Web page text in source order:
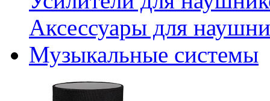
Аксессуары для
Музыкальные системы